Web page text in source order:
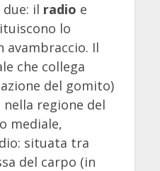
due: il radio e
lo
avambraccio. Il
che collega
del gomito)
nella regione del
mediale,
situata tra
del carpo (in